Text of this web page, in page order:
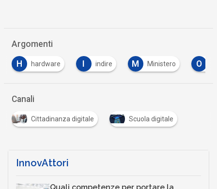
Argomenti
I indire M Ministero O online P
Canali
Cittadinanza digitale Scuola digitale
InnovAttori